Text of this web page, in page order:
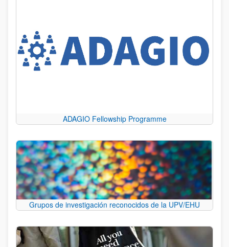
ADAGIO Fellowship Programme
Grupos de investigación reconocidos de la UPV/EHU